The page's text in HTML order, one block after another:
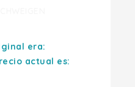
era:
actual es: